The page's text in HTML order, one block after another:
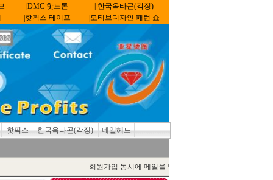
|DMC 핫트톤
| 한국옥타곤(각징)
|핫픽스 테이프 |모티브디자인 패턴 쇼
핫픽스 한국옥타곤(각징) 네일헤드
회원가입 동시에 메일을 남기면 최신정보 획득!